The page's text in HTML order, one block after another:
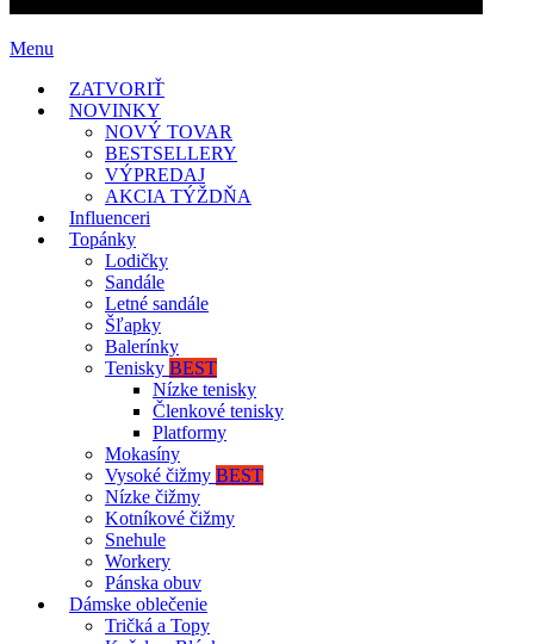
Menu
ZATVORIŤ
NOVINKY
NOVÝ TOVAR
BESTSELLERY
VÝPREDAJ
AKCIA TÝŽDŇA
Influenceri
Topánky
Lodičky
Sandále
Letné sandále
Šľapky
Balerínky
Tenisky BEST
Nízke tenisky
Členkové tenisky
Platformy
Mokasíny
Vysoké čižmy BEST
Nízke čižmy
Kotníkové čižmy
Snehule
Workery
Pánska obuv
Dámske oblečenie
Tričká a Topy